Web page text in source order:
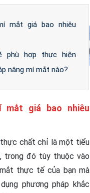
mắt giá bao nhiêu
phù hợp thực hiện
nâng mí mắt nào?
mắt giá bao nhiêu
thực chất chỉ là một tiểu
trong đó tùy thuộc vào
thực tế của bạn mà
phương pháp khắc